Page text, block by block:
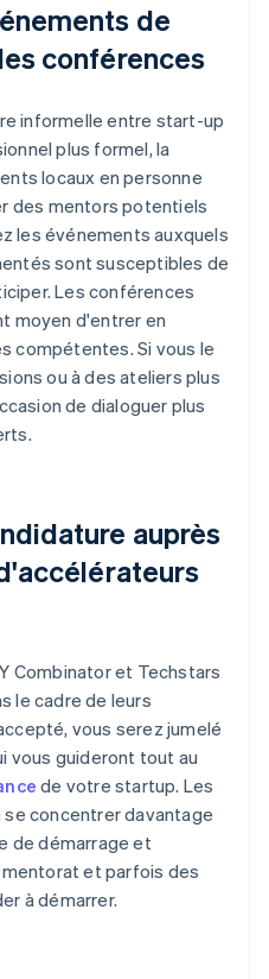
de
conférences
informelle entre start-up
plus formel, la
locaux en personne
des mentors potentiels
les événements auxquels
sont susceptibles de
Les conférences
moyen d'entrer en
compétentes. Si vous le
ou à des ateliers plus
de dialoguer plus
auprès
Combinator et Techstars
le cadre de leurs
vous serez jumelé
vous guideront tout au
de votre startup. Les
concentrer davantage
de démarrage et
et parfois des
à démarrer.